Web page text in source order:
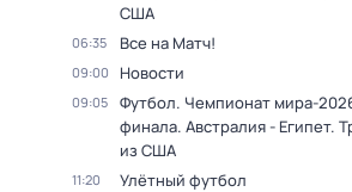
США
06:35 Все на Матч!
09:00 Новости
09:05
Футбол. Чемпионат мира-
финала. Австралия - Египет.
из США
11:20 Улётный футбол